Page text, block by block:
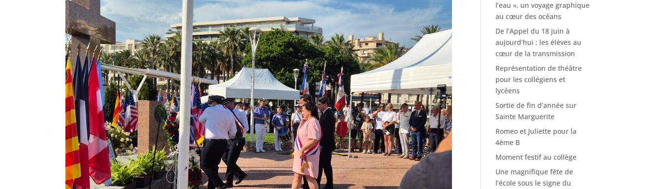
l’eau », un voyage graphique
au cœur des océans
De l’Appel du 18 juin à
aujourd’hui : les élèves au
cœur de la transmission
Représentation de théâtre
pour les collégiens et
lycéens
Sortie de fin d’année sur
Sainte Marguerite
Romeo et Juliette pour la
4ème B
Moment festif au collège
Une magnifique fête de
l’école sous le signe du